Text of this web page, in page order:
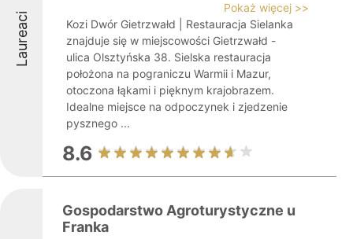
Laureaci
Pokaż więcej >>
Kozi Dwór Gietrzwałd | Restauracja Sielanka
znajduje się w miejscowości Gietrzwałd -
ulica Olsztyńska 38. Sielska restauracja
położona na pograniczu Warmii i Mazur,
otoczona łąkami i pięknym krajobrazem.
Idealne miejsce na odpoczynek i zjedzenie
pysznego ...
8.6
Gospodarstwo Agroturystyczne u
Franka